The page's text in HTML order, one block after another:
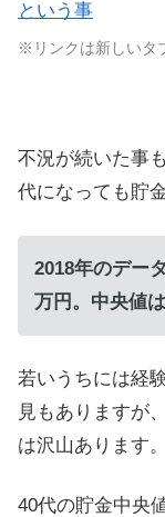
という事
※リンクは新しいタ
不況が続いた事
代になっても貯
2018年のデー
万円。中央値
若いうちには経
見もありますが、
は沢山あります。
40代の貯金中央